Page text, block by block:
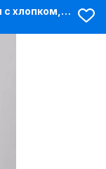
Платье круглый год из текстиля с хлопком, приталенное